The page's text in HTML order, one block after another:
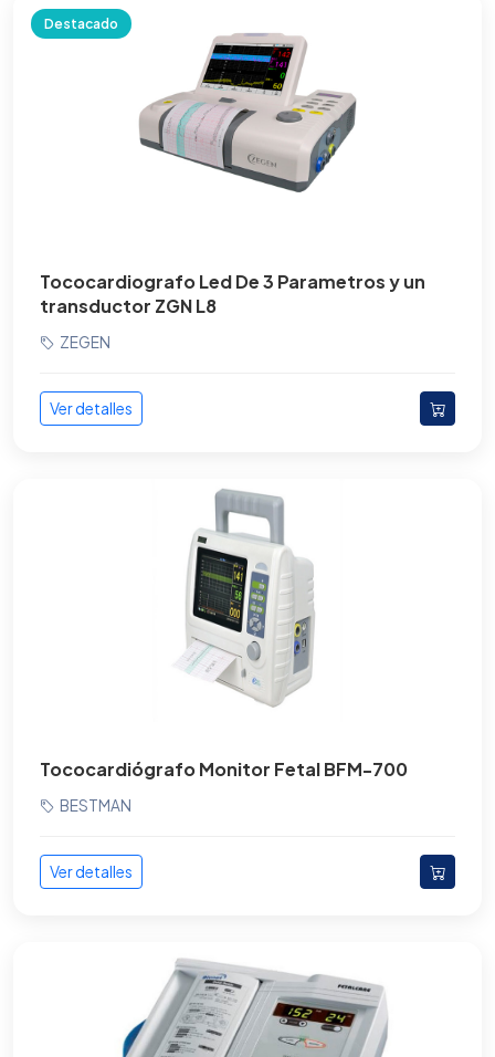
Mesas de Reanimación Neonatal
Mesas Quirúrgicas
Microscopio
Monitores Clínicos
Rayos X
Rehabilitación
Resonancia magnética
Torres para Laparoscopia y Endoscopía
Ultrasonidos de gabinete
Ultrasonidos portatiles
Ultrasonidos portátiles Veterinarios
Ventiladores
Destacado
Tococardiografo Led De 3 Parametros y un
transductor ZGN L8
ZEGEN
Ver detalles
Tococardiógrafo Monitor Fetal BFM-700
BESTMAN
Ver detalles